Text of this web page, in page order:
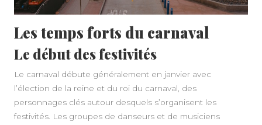
Les temps forts du carnaval
Le début des festivités
Le carnaval débute généralement en janvier avec
l’élection de la reine et du roi du carnaval, des
personnages clés autour desquels s’organisent les
festivités. Les groupes de danseurs et de musiciens